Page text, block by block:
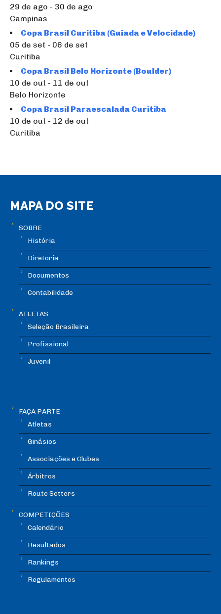
29 de ago - 30 de ago
Campinas
Copa Brasil Curitiba (Guiada e Velocidade)
05 de set - 06 de set
Curitiba
Copa Brasil Belo Horizonte (Boulder)
10 de out - 11 de out
Belo Horizonte
Copa Brasil Paraescalada Curitiba
10 de out - 12 de out
Curitiba
MAPA DO SITE
SOBRE
História
Diretoria
Documentos
Contabilidade
ATLETAS
Seleção Brasileira
Profissional
Juvenil
FAÇA PARTE
Atletas
Ginásios
Associações e Clubes
Árbitros
Route Setters
COMPETIÇÕES
Calendário
Resultados
Rankings
Regulamentos